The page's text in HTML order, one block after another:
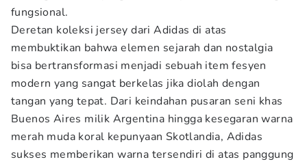
fungsional.
Deretan koleksi jersey dari Adidas di atas
membuktikan bahwa elemen sejarah dan nostalgia
bisa bertransformasi menjadi sebuah item fesyen
modern yang sangat berkelas jika diolah dengan
tangan yang tepat. Dari keindahan pusaran seni khas
Buenos Aires milik Argentina hingga kesegaran warna
merah muda koral kepunyaan Skotlandia, Adidas
sukses memberikan warna tersendiri di atas panggung